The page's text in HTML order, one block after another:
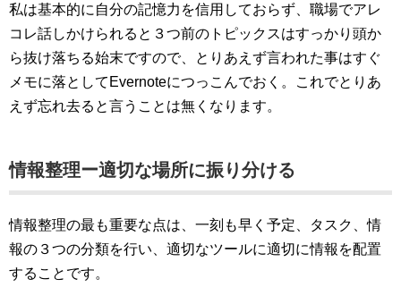
私は基本的に自分の記憶力を信用しておらず、職場でアレ
コレ話しかけられると３つ前のトピックスはすっかり頭か
ら抜け落ちる始末ですので、とりあえず言われた事はすぐ
メモに落としてEvernoteにつっこんでおく。これでとりあ
えず忘れ去ると言うことは無くなります。
情報整理ー適切な場所に振り分ける
情報整理の最も重要な点は、一刻も早く予定、タスク、情
報の３つの分類を行い、適切なツールに適切に情報を配置
することです。